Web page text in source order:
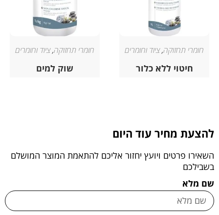
חומרי תחזוקה,ציוד וחומרים
חיטוי ללא כלור
חומרי תחזוקה,ציוד וחומרים
שוק למים
להצעת מחיר עוד היום
השאירו פרטים ויועץ יחזור אליכם להתאמת המוצר המושלם
בשבילכם
שם מלא